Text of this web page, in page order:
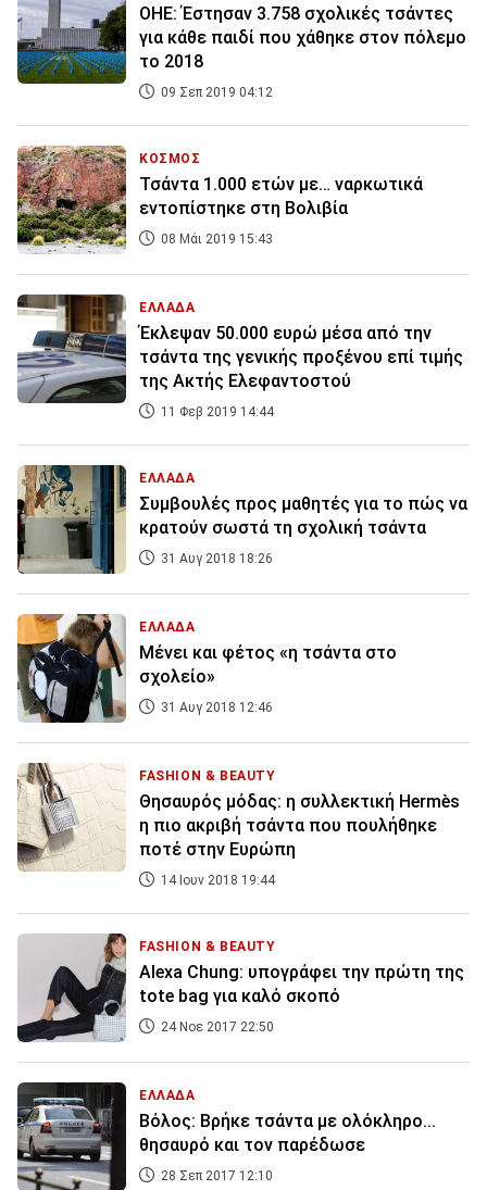
ΟΗΕ: Έστησαν 3.758 σχολικές τσάντες
για κάθε παιδί που χάθηκε στον πόλεμο
το 2018
09 Σεπ 2019 04:12
ΚΟΣΜΟΣ
Τσάντα 1.000 ετών με… ναρκωτικά
εντοπίστηκε στη Βολιβία
08 Μάι 2019 15:43
ΕΛΛΑΔΑ
Έκλεψαν 50.000 ευρώ μέσα από την
τσάντα της γενικής προξένου επί τιμής
της Ακτής Ελεφαντοστού
11 Φεβ 2019 14:44
ΕΛΛΑΔΑ
Συμβουλές προς μαθητές για το πώς να
κρατούν σωστά τη σχολική τσάντα
31 Αυγ 2018 18:26
ΕΛΛΑΔΑ
Μένει και φέτος «η τσάντα στο
σχολείο»
31 Αυγ 2018 12:46
FASHION & BEAUTY
Θησαυρός μόδας: η συλλεκτική Hermès
η πιο ακριβή τσάντα που πουλήθηκε
ποτέ στην Ευρώπη
14 Ιουν 2018 19:44
FASHION & BEAUTY
Alexa Chung: υπογράφει την πρώτη της
tote bag για καλό σκοπό
24 Νοε 2017 22:50
ΕΛΛΑΔΑ
Βόλος: Βρήκε τσάντα με ολόκληρο...
θησαυρό και τον παρέδωσε
28 Σεπ 2017 12:10